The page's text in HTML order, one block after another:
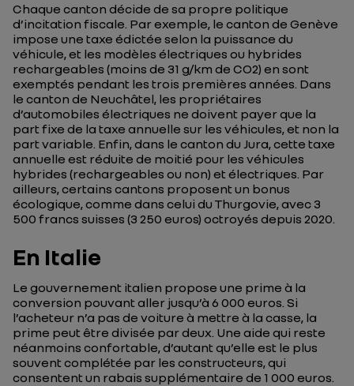
Chaque canton décide de sa propre politique
d’incitation fiscale. Par exemple, le canton de Genève
impose une taxe édictée selon la puissance du
véhicule, et les modèles électriques ou hybrides
rechargeables (moins de 31 g/km de CO2) en sont
exemptés pendant les trois premières années. Dans
le canton de Neuchâtel, les propriétaires
d’automobiles électriques ne doivent payer que la
part fixe de la taxe annuelle sur les véhicules, et non la
part variable. Enfin, dans le canton du Jura, cette taxe
annuelle est réduite de moitié pour les véhicules
hybrides (rechargeables ou non) et électriques. Par
ailleurs, certains cantons proposent un bonus
écologique, comme dans celui du Thurgovie, avec 3
500 francs suisses (3 250 euros) octroyés depuis 2020.
En Italie
Le gouvernement italien propose une prime à la
conversion pouvant aller jusqu’à 6 000 euros. Si
l’acheteur n’a pas de voiture à mettre à la casse, la
prime peut être divisée par deux. Une aide qui reste
néanmoins confortable, d’autant qu’elle est le plus
souvent complétée par les constructeurs, qui
consentent un rabais supplémentaire de 1 000 euros.